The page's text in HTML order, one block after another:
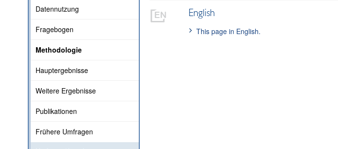
Datennutzung
Fragebogen
Methodologie
Hauptergebnisse
Weitere Ergebnisse
Publikationen
Frühere Umfragen
English
This page in English.